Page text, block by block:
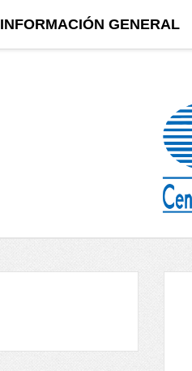
INFORMACIÓN GENERAL